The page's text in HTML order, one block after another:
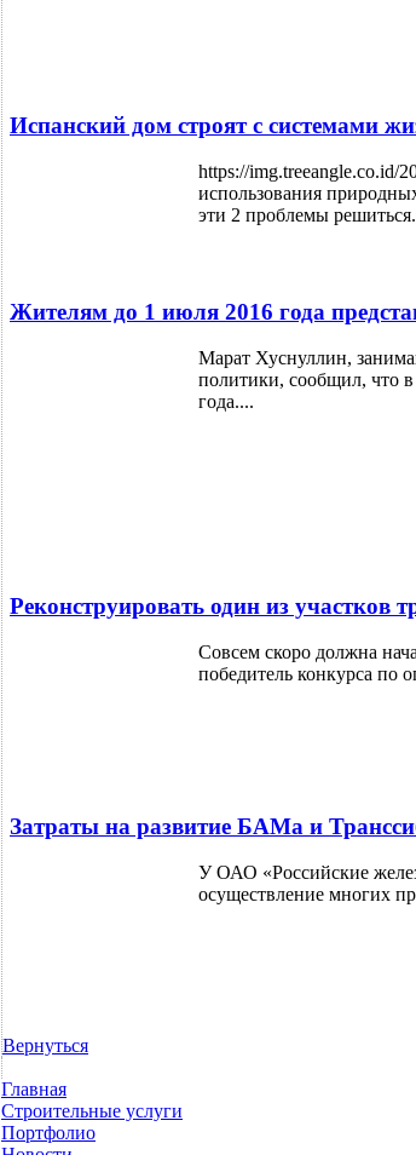
Испанский дом строят с системами
https://img.treeangle.co.id/
использования
эти 2 проблемы
Жителям до 1 июля 2016 года
Марат Хуснуллин,
политики, сообщил, что
года....
Реконструировать один из
Совсем скоро должна
победитель конкурса по
Затраты на развитие БАМа и
У ОАО «Российские
осуществление многих
Вернуться
Главная
Строительные услуги
Портфолио